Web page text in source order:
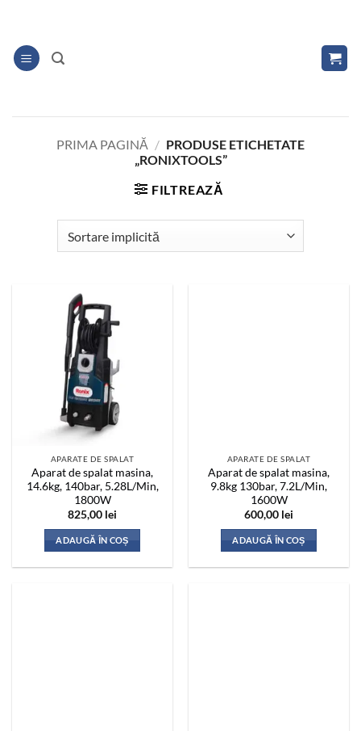
content
PRIMA PAGINĂ / PRODUSE ETICHETATE
„RONIXTOOLS”
FILTREAZĂ
APARATE DE SPALAT
Aparat de spalat masina,
14.6kg, 140bar, 5.28L/Min,
1800W
825,00 lei
ADAUGĂ ÎN COȘ
APARATE DE SPALAT
Aparat de spalat masina,
9.8kg 130bar, 7.2L/Min,
1600W
600,00 lei
ADAUGĂ ÎN COȘ